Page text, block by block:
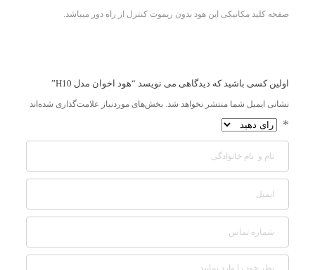
صفحه کلید مکانیکی این هود بدون ریموت کنترل از راه دور میباشد.
اولین کسی باشید که دیدگاهی می نویسد “هود اخوان مدل H10”
نشانی ایمیل شما منتشر نخواهد شد. بخش‌های موردنیاز علامت‌گذاری شده‌اند
*